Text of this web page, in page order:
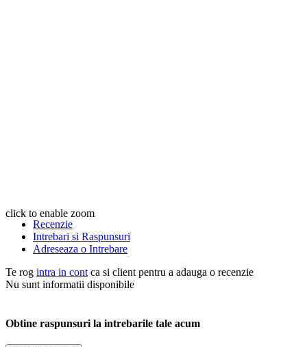
click to enable zoom
Recenzie
Intrebari si Raspunsuri
Adreseaza o Intrebare
Te rog intra in cont ca si client pentru a adauga o recenzie
Nu sunt informatii disponibile
Obtine raspunsuri la intrebarile tale acum